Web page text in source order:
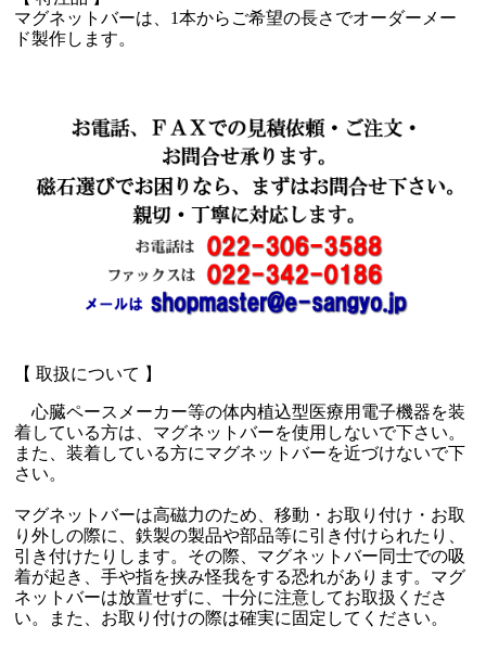
マグネットバーは、1本からご希望の長さでオーダーメー
ド製作します。
【 取扱について 】
心臓ペースメーカー等の体内植込型医療用電子機器を装
着している方は、マグネットバーを使用しないで下さい。
また、装着している方にマグネットバーを近づけないで下
さい。
マグネットバーは高磁力のため、移動・お取り付け・お取
り外しの際に、鉄製の製品や部品等に引き付けられたり、
引き付けたりします。その際、マグネットバー同士での吸
着が起き、手や指を挟み怪我をする恐れがあります。マグ
ネットバーは放置せずに、十分に注意してお取扱くださ
い。また、お取り付けの際は確実に固定してください。